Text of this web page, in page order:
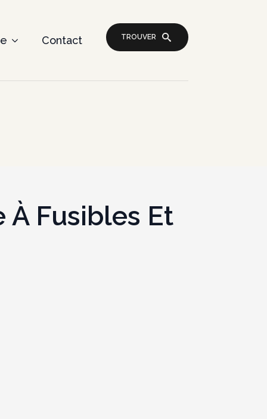
Contact TROUVER
À Fusibles Et